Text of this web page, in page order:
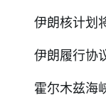
伊朗核计划
伊朗履行协
霍尔木兹海